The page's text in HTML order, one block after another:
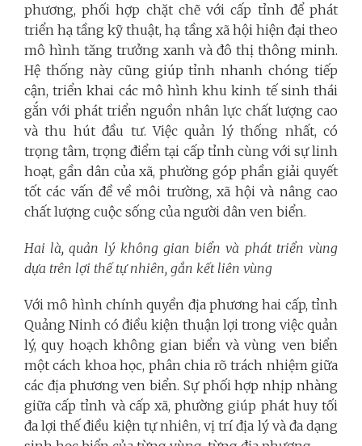
phương, phối hợp chặt chẽ với cấp tỉnh để phát
triển hạ tầng kỹ thuật, hạ tầng xã hội hiện đại theo
mô hình tăng trưởng xanh và đô thị thông minh.
Hệ thống này cũng giúp tỉnh nhanh chóng tiếp
cận, triển khai các mô hình khu kinh tế sinh thái
gắn với phát triển nguồn nhân lực chất lượng cao
và thu hút đầu tư. Việc quản lý thống nhất, có
trọng tâm, trọng điểm tại cấp tỉnh cùng với sự linh
hoạt, gần dân của xã, phường góp phần giải quyết
tốt các vấn đề về môi trường, xã hội và nâng cao
chất lượng cuộc sống của người dân ven biển.
Hai là, quản lý không gian biển và phát triển vùng
dựa trên lợi thế tự nhiên, gắn kết liên vùng
Với mô hình chính quyền địa phương hai cấp, tỉnh
Quảng Ninh có điều kiện thuận lợi trong việc quản
lý, quy hoạch không gian biển và vùng ven biển
một cách khoa học, phân chia rõ trách nhiệm giữa
các địa phương ven biển. Sự phối hợp nhịp nhàng
giữa cấp tỉnh và cấp xã, phường giúp phát huy tối
đa lợi thế điều kiện tự nhiên, vị trí địa lý và đa dạng